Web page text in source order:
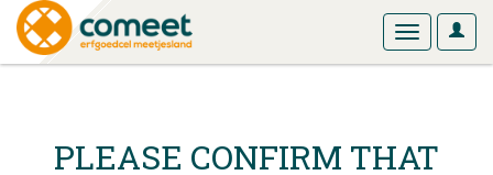
User
Toggle
PLEASE CONFIRM THAT